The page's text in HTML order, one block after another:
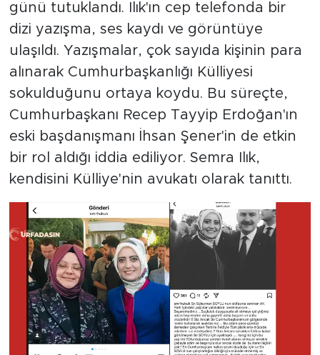
günü tutuklandı. Ilık'ın cep telefonda bir
dizi yazışma, ses kaydı ve görüntüye
ulaşıldı. Yazışmalar, çok sayıda kişinin para
alınarak Cumhurbaşkanlığı Külliyesi
sokulduğunu ortaya koydu. Bu süreçte,
Cumhurbaşkanı Recep Tayyip Erdoğan'ın
eski başdanışmanı İhsan Şener'in de etkin
bir rol aldığı iddia ediliyor. Semra Ilık,
kendisini Külliye'nin avukatı olarak tanıttı.